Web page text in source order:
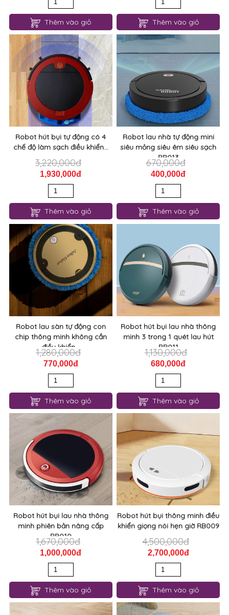
Thêm vào giỏ Thêm vào giỏ
Robot hút bụi tự động có 4
chế độ làm sạch điều khiển...
3,220,000đ
1,930,000đ
Thêm vào giỏ
Robot lau nhà tự động mini
siêu mỏng siêu êm siêu sạch
RB013
670,000đ
400,000đ
Thêm vào giỏ
Robot lau sàn tự động con
chip thông minh không cần
điều khiển...
1,280,000đ
770,000đ
Thêm vào giỏ
Robot hút bụi lau nhà thông
minh 3 trong 1 quét lau hút
RB011
1,130,000đ
680,000đ
Thêm vào giỏ
Robot hút bụi lau nhà thông
minh phiên bản nâng cấp
RB010
1,670,000đ
1,000,000đ
Thêm vào giỏ
Robot hút bụi thông minh điều
khiển giọng nói hẹn giờ RB009
4,500,000đ
2,700,000đ
Thêm vào giỏ